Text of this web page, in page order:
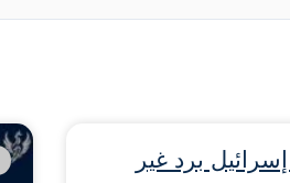
برد غير